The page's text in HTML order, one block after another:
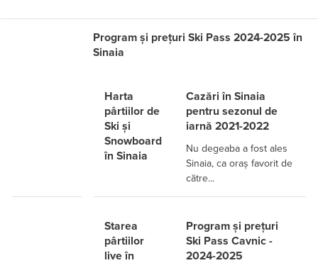
Program și prețuri Ski Pass 2024-2025 în
Sinaia
Harta
pârtiilor de
Ski și
Snowboard
în Sinaia
Cazări în Sinaia
pentru sezonul de
iarnă 2021-2022
Nu degeaba a fost ales
Sinaia, ca oraș favorit de
către...
Starea
pârtiilor
live în
Program și prețuri
Ski Pass Cavnic -
2024-2025